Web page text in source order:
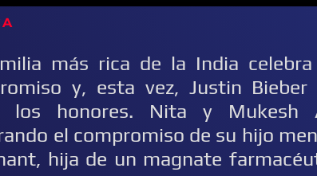
08
más rica de la India
y, esta vez, Justin
los honores. Nita y Mukesh
el compromiso de su hijo
hija de un magnate